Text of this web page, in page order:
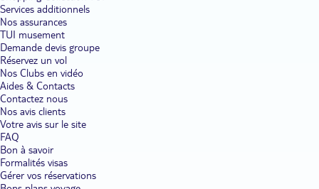
Services additionnels
Nos assurances
TUI musement
Demande devis groupe
Réservez un vol
Nos Clubs en vidéo
Aides & Contacts
Contactez nous
Nos avis clients
Votre avis sur le site
FAQ
Bon à savoir
Formalités visas
Gérer vos réservations